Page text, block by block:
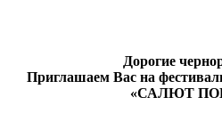
Дорогие
Приглашаем Вас на
«САЛЮТ